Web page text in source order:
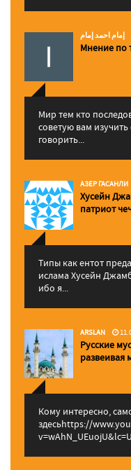
إمام احمد إمام
Мнение по
Мир тем кто
советую вам
говорить...
АЗЕР ГАСАНЛИ
Хусейн
патриот
Типы как ентот
ислама Хусейн
ибо я...
ARSLAN
Русские
Кому интересно,
здесьhttps://